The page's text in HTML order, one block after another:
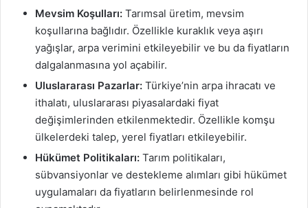
Mevsim Koşulları: Tarımsal üretim, mevsim
koşullarına bağlıdır. Özellikle kuraklık veya aşırı
yağışlar, arpa verimini etkileyebilir ve bu da fiyatların
dalgalanmasına yol açabilir.
Uluslararası Pazarlar: Türkiye’nin arpa ihracatı ve
ithalatı, uluslararası piyasalardaki fiyat
değişimlerinden etkilenmektedir. Özellikle komşu
ülkelerdeki talep, yerel fiyatları etkileyebilir.
Hükümet Politikaları: Tarım politikaları,
sübvansiyonlar ve destekleme alımları gibi hükümet
uygulamaları da fiyatların belirlenmesinde rol